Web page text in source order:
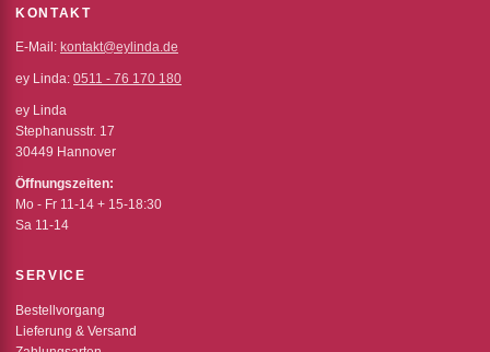
KONTAKT
E-Mail: kontakt@eylinda.de
ey Linda: 0511 - 76 170 180
ey Linda
Stephanusstr. 17
30449 Hannover
Öffnungszeiten:
Mo - Fr 11-14 + 15-18:30
Sa 11-14
SERVICE
Bestellvorgang
Lieferung & Versand